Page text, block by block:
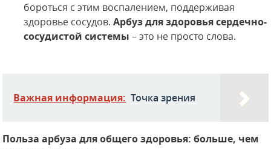
бороться с этим воспалением, поддерживая
здоровье сосудов.Арбуз для здоровья сердечно-
сосудистой системы – это не просто слова.
Важная информация: Точка зрения
Польза арбуза для общего здоровья: больше, чем